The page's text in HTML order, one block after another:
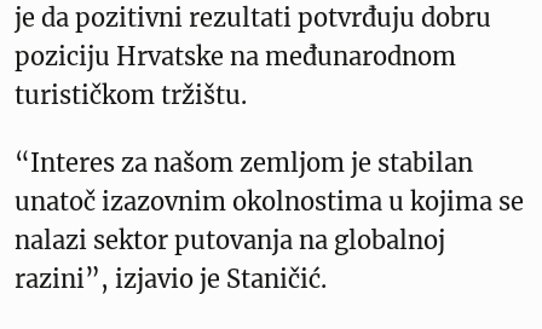
je da pozitivni rezultati potvrđuju dobru
poziciju Hrvatske na međunarodnom
turističkom tržištu.
“Interes za našom zemljom je stabilan
unatoč izazovnim okolnostima u kojima se
nalazi sektor putovanja na globalnoj
razini”, izjavio je Staničić.